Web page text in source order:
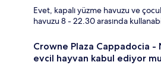
Evet, kapalı yüzme havuzu ve
havuzu 8 - 22.30 arasında
Crowne Plaza Cappadocia
evcil hayvan kabul ediyor